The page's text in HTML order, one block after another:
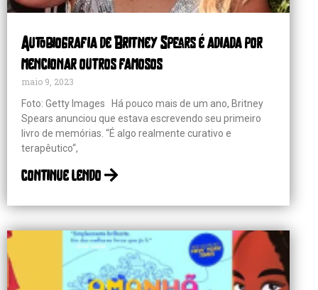
Autobiografia de Britney Spears é adiada por
mencionar outros famosos
maio 9, 2023
Foto: Getty Images Há pouco mais de um ano, Britney
Spears anunciou que estava escrevendo seu primeiro
livro de memórias. “É algo realmente curativo e
terapêutico“,
continue lendo